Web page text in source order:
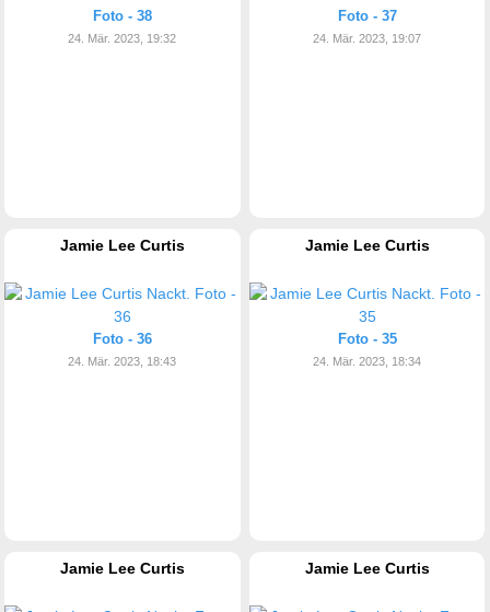
Foto - 38
24. Mär. 2023, 19:32
Foto - 37
24. Mär. 2023, 19:07
Jamie Lee Curtis
Foto - 36
24. Mär. 2023, 18:43
Jamie Lee Curtis
Foto - 35
24. Mär. 2023, 18:34
Jamie Lee Curtis Jamie Lee Curtis